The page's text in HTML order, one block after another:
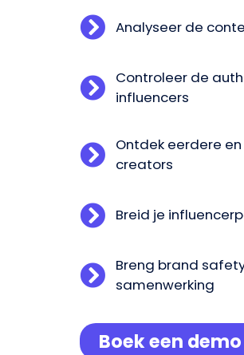
Analyseer de
Controleer de
influencers
Ontdek eerdere
creators
Breid je
Breng brand
samenwerking
Boek een demo